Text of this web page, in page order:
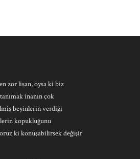
zor lisan, oysa ki biz
inanın çok
beyinlerin verdiği
kopukluğunu
ki konuşabilirsek değişir